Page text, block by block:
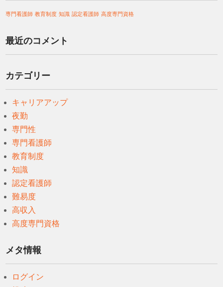
専門看護師 教育制度 知識 認定看護師 高度専門資格
最近のコメント
カテゴリー
キャリアアップ
夜勤
専門性
専門看護師
教育制度
知識
認定看護師
難易度
高収入
高度専門資格
メタ情報
ログイン